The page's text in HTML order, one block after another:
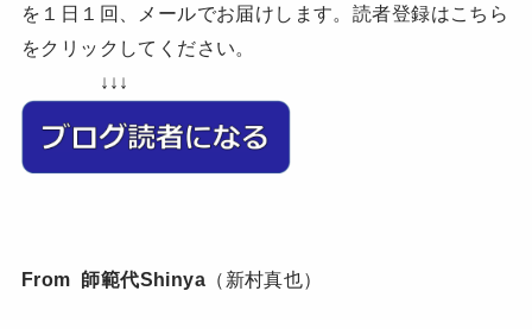
を１日１回、メールでお届けします。読者登録はこちら
をクリックしてください。
↓↓↓
From 師範代Shinya （新村真也）